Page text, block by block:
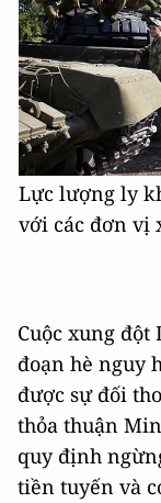
Lực lượng ly
với các đơn vị
Cuộc xung đột
đoạn hè nguy
được sự đối
thỏa thuận
quy định
tiền tuyến và